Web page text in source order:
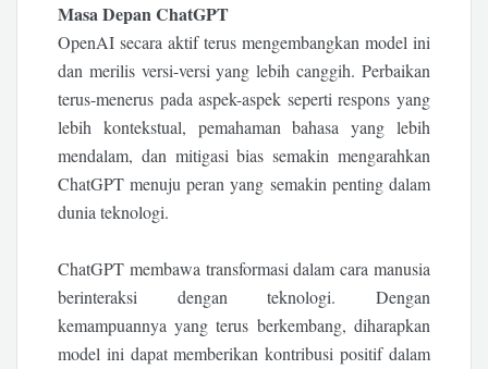
Masa Depan ChatGPT
OpenAI secara aktif terus mengembangkan model ini
dan merilis versi-versi yang lebih canggih. Perbaikan
terus-menerus pada aspek-aspek seperti respons yang
lebih kontekstual, pemahaman bahasa yang lebih
mendalam, dan mitigasi bias semakin mengarahkan
ChatGPT menuju peran yang semakin penting dalam
dunia teknologi.
ChatGPT membawa transformasi dalam cara manusia
berinteraksi dengan teknologi. Dengan
kemampuannya yang terus berkembang, diharapkan
model ini dapat memberikan kontribusi positif dalam